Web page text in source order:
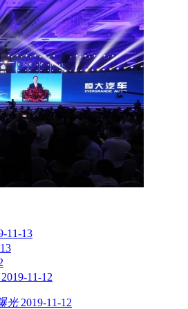
11-13
2019-11-12
光 2019-11-12